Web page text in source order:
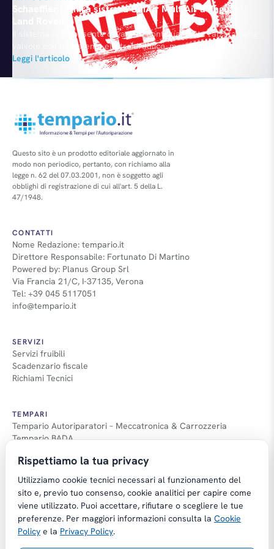
Schaeffler fornirà sistema UniAir MultiAir a Jaguar
Land Rover
Il sistema che consente di variare continuamente l'alzata delle
valvole con un sistema elettroidraulico, meglio conosciuto
come dispositivo motoristico UniAir MultiAir, dovrebbe presto
equipaggiare anche i modelli targati Jaguar e Land Rover. Lo
riferisce Automotive News che cita il Presidente della società
Leggi l'articolo
Questo sito è un prodotto editoriale aggiornato in
modo non periodico, pertanto, con richiamo alla
legge n. 62 del 07.03.2001, non è soggetto agli
obblighi di registrazione di cui all'art. 5 della L.
47/1948.
CONTATTI
Nome Redazione: tempario.it
Direttore Responsabile: Fortunato Di Martino
Powered by: Planus Group Srl
Via Francia 21/C, I-37135, Verona
Tel: +39 045 5117051
info@tempario.it
SERVIZI
Servizi fruibili
Scadenzario fiscale
Richiami Tecnici
TEMPARI
Tempario Autoriparatori – Meccatronica & Carrozzeria
Tempario BADA
Guida Applicazione Tempi
Copyright © Tempario.it | Powered by
Planus Group Srl - P.I. IT03584100238
Rispettiamo la tua privacy
Utilizziamo cookie tecnici necessari al funzionamento del
sito e, previo tuo consenso, cookie analitici per capire come
viene utilizzato. Puoi accettare, rifiutare o scegliere le tue
preferenze. Per maggiori informazioni consulta la Cookie
Policy e la Privacy Policy.